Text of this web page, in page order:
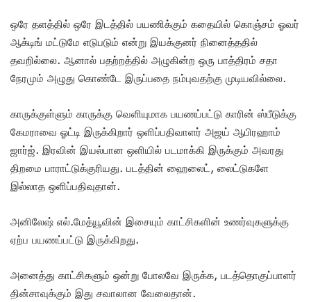
ஒரே தளத்தில் ஒரே இடத்தில் பயணிக்கும் கதையில் கொஞ்சம் ஓவர்
ஆக்டிங் மட்டுமே எடுபடும் என்று இயக்குனர் நினைத்ததில்
தவறில்லை. ஆனால் பதற்றத்தில் அழுகின்ற ஒரு பாத்திரம் சதா
நேரமும் அழுது கொண்டே இருப்பதை நம்புவதற்கு முடியவில்லை.
காருக்குள்ளும் காருக்கு வெளியுமாக பயணப்பட்டு காரின் ஸ்பீடுக்கு
கேமராவை ஓட்டி இருக்கிறார் ஒளிப்பதிவாளர் அஜய் ஆபிரஹாம்
ஜார்ஜ். இரவின் இயல்பான ஒளியில் படமாக்கி இருக்கும் அவரது
திறமை பாராட்டுக்குரியது. படத்தின் ஹைலைட், லைட்டுகளே
இல்லாத ஒளிப்பதிவுதான்.
அனிலேஷ் எல்.மேத்யூவின் இசையும் காட்சிகளின் உணர்வுகளுக்கு
ஏற்ப பயணப்பட்டு இருக்கிறது.
அனைத்து காட்சிகளும் ஒன்று போலவே இருக்க, படத்தொகுப்பாளர்
தின்சாவுக்கும் இது சவாலான வேலைதான்.